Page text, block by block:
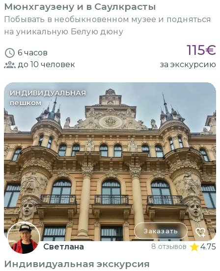
Мюнхгаузену и в Саулкрасты
Побывать в необыкновенном музее и подняться
на уникальную Белую дюну
6 часов 115€
до 10 человек за экскурсию
ИНДИВИДУАЛЬНАЯ
пешком
Заказать
Светлана 8 отзывов 4.75
Индивидуальная экскурсия